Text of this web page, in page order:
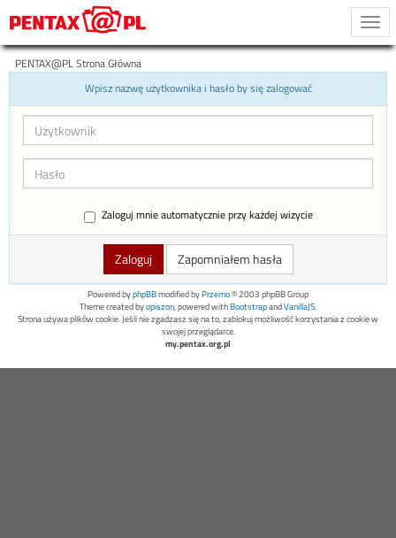
PENTAX@PL Strona Główna
Wpisz nazwę użytkownika i hasło by się zalogować
Zaloguj mnie automatycznie przy każdej wizycie
Zapomniałem hasła
Powered byphpBBmodified byPrzemo© 2003 phpBB Group
Theme created byopiszon, powered withBootstrapandVanillaJS.
Strona używa plików cookie. Jeśli nie zgadzasz się na to, zablokuj możliwość korzystania z cookie w
swojej przeglądarce.
my.pentax.org.pl